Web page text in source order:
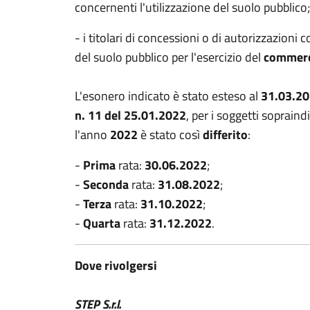
concernenti l'utilizzazione del suolo pubblico;
- i titolari di concessioni o di autorizzazioni
del suolo pubblico per l'esercizio del
L'esonero indicato è stato esteso al
n. 11 del 25.01.2022, per i soggetti
l'anno 2022 è stato cosìdifferito:
- Primarata: 30.06.2022;
-Secondarata: 31.08.2022;
-Terzarata: 31.10.2022;
-Quartarata: 31.12.2022.
Dove rivolgersi
STEP S.r.l.